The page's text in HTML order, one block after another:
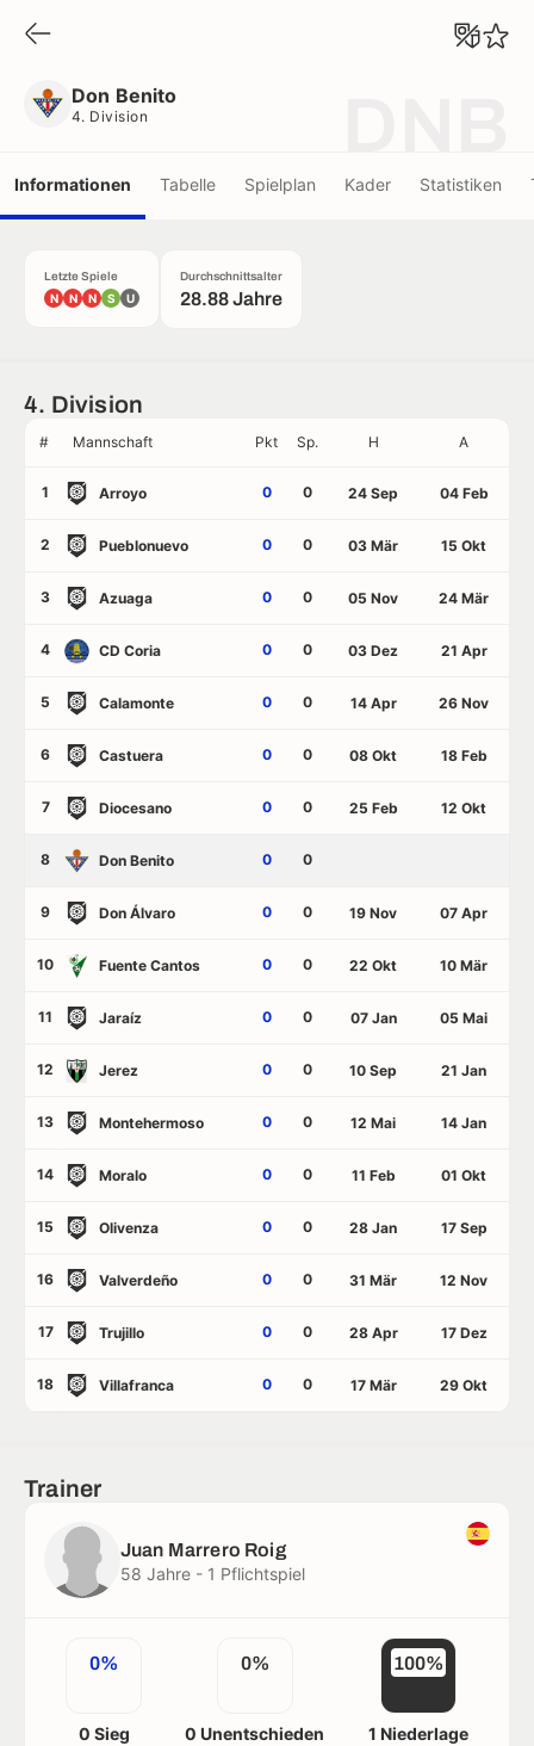
Don Benito
4. Division
Informationen Tabelle Spielplan Kader Statistiken
Letzte Spiele
N N N S U
Durchschnittsalter
28.88 Jahre
4. Division
# Mannschaft Pkt Sp. H A
1 Arroyo 0 0 24 Sep 04 Feb
2 Pueblonuevo 0 0 03 Mär 15 Okt
3 Azuaga 0 0 05 Nov 24 Mär
4 CD Coria 0 0 03 Dez 21 Apr
5 Calamonte 0 0 14 Apr 26 Nov
6 Castuera 0 0 08 Okt 18 Feb
7 Diocesano 0 0 25 Feb 12 Okt
8 Don Benito 0 0
9 Don Álvaro 0 0 19 Nov 07 Apr
10 Fuente Cantos 0 0 22 Okt 10 Mär
11 Jaraíz 0 0 07 Jan 05 Mai
12 Jerez 0 0 10 Sep 21 Jan
13 Montehermoso 0 0 12 Mai 14 Jan
14 Moralo 0 0 11 Feb 01 Okt
15 Olivenza 0 0 28 Jan 17 Sep
16 Valverdeño 0 0 31 Mär 12 Nov
17 Trujillo 0 0 28 Apr 17 Dez
18 Villafranca 0 0 17 Mär 29 Okt
Trainer
Juan Marrero Roig
58 Jahre - 1 Pflichtspiel
0%
0 Sieg
0%
0 Unentschieden
100%
1 Niederlage